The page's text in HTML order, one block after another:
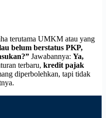
terutama UMKM atau yang
belum berstatus PKP,
Jawabannya: Ya,
terbaru, kredit pajak
diperbolehkan, tapi tidak